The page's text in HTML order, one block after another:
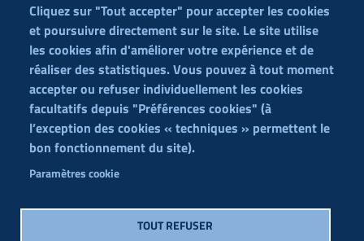
Cliquez sur "Tout accepter" pour accepter les cookies
et poursuivre directement sur le site. Le site utilise
les cookies afin d'améliorer votre expérience et de
réaliser des statistiques. Vous pouvez à tout moment
accepter ou refuser individuellement les cookies
facultatifs depuis "Préférences cookies" (à
l’exception des cookies « techniques » permettent le
bon fonctionnement du site).
Paramètres cookie
TOUT REFUSER
Texte éditorial (WYSIWYG)
Menu
footer
Contact
Terms of Sale